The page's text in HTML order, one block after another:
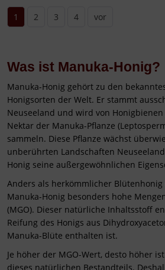
1 2 3 4 vor
Was ist Manuka-Honig?
Manuka-Honig gehört zu den
Honigsorten der Welt. Er stammt
Neuseeland und wird von
Nektar der Manuka-Pflanze
sammeln. Diese Pflanze wächst
unberührten Landschaften
Honig seine außergewöhnlichen
Anders als herkömmlicher
Manuka-Honig besonders hohe
(MGO). Dieser natürliche Inhaltsstoff
Reifung des Honigs aus
Manuka-Blüte enthalten ist.
Je höher der MGO-Wert, desto höher
dieses natürlichen Bestandteils.